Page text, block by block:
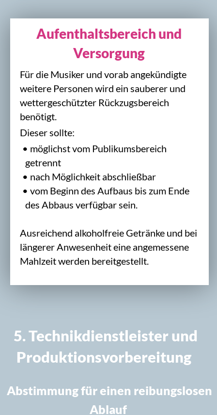
anfragen
Sie möchten NBC für Ihre Veranstaltung
anfragen oder haben Fragen zu
Programmformat, Bühne oder Technik?
Senden Sie uns die wichtigsten Eckdaten
zu Termin, Veranstaltungsort und
persönlich bei Ihnen und klären die
weiteren Schritte.
E-Mail:info@nbc-band.de
Telefon:0177 2639449
INFOSEITE FÜR
VERANSTALTER
MEHR ERFAHREN >